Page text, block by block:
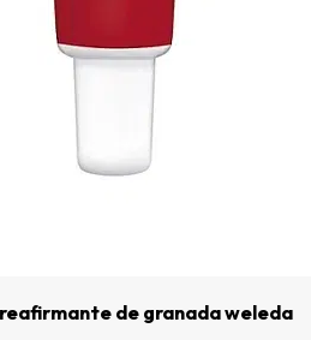
de granada weleda